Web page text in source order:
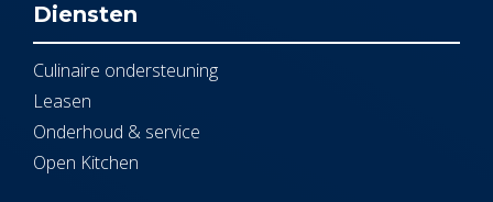
Diensten
Culinaire ondersteuning
Leasen
Onderhoud & service
Open Kitchen